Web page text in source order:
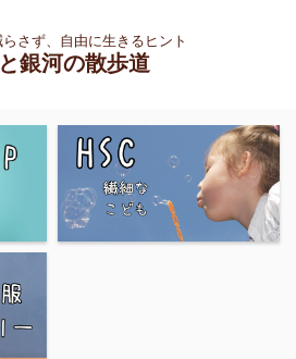
さず、自由に生きるヒント
銀河の散歩道